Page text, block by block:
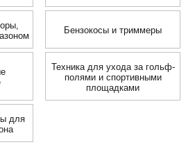
Бензокосы и триммеры
Техника для ухода за гольф-
полями и спортивными
площадками
для